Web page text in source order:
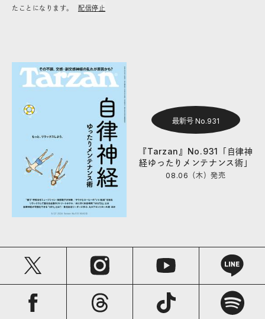
たことになります。
配信停止
最新号 No.931
『Tarzan』No.931「自律神
経ゆったりメンテナンス術」
08.06（木）発売